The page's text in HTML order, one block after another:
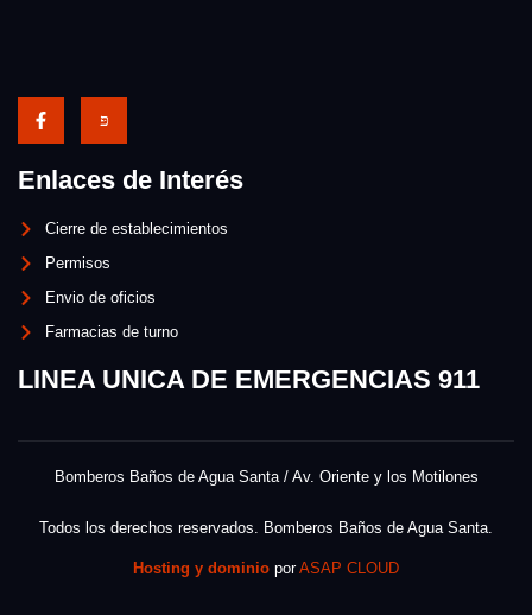
Enlaces de Interés
Cierre de establecimientos
Permisos
Envio de oficios
Farmacias de turno
LINEA UNICA DE EMERGENCIAS 911
Bomberos Baños de Agua Santa / Av. Oriente y los Motilones
Todos los derechos reservados. Bomberos Baños de Agua Santa.
Hosting y dominio porASAP CLOUD